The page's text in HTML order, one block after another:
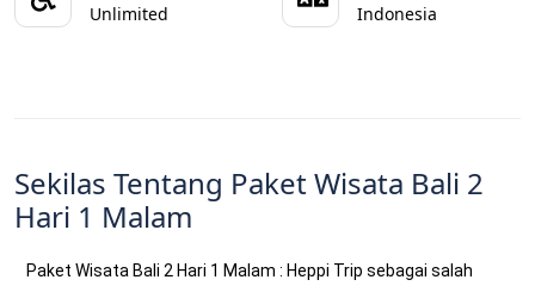
Unlimited Indonesia
Sekilas Tentang Paket Wisata Bali 2
Hari 1 Malam
Paket Wisata Bali 2 Hari 1 Malam : Heppi Trip sebagai salah